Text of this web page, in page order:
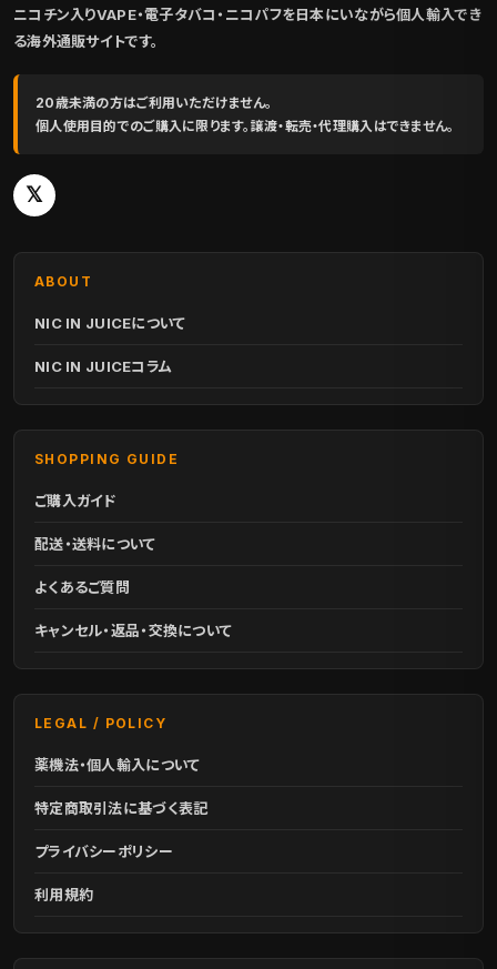
ニコチン入りVAPE・電子タバコ・ニコパフを日本にいながら個人輸入でき
る海外通販サイトです。
20歳未満の方はご利用いただけません。
個人使用目的でのご購入に限ります。譲渡・転売・代理購入はできません。
𝕏
ABOUT
NIC IN JUICEについて
NIC IN JUICEコラム
SHOPPING GUIDE
ご購入ガイド
配送・送料について
よくあるご質問
キャンセル・返品・交換について
LEGAL / POLICY
薬機法・個人輸入について
特定商取引法に基づく表記
プライバシーポリシー
利用規約